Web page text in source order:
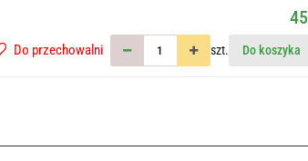
szt. Do koszyka
Do przechowalni